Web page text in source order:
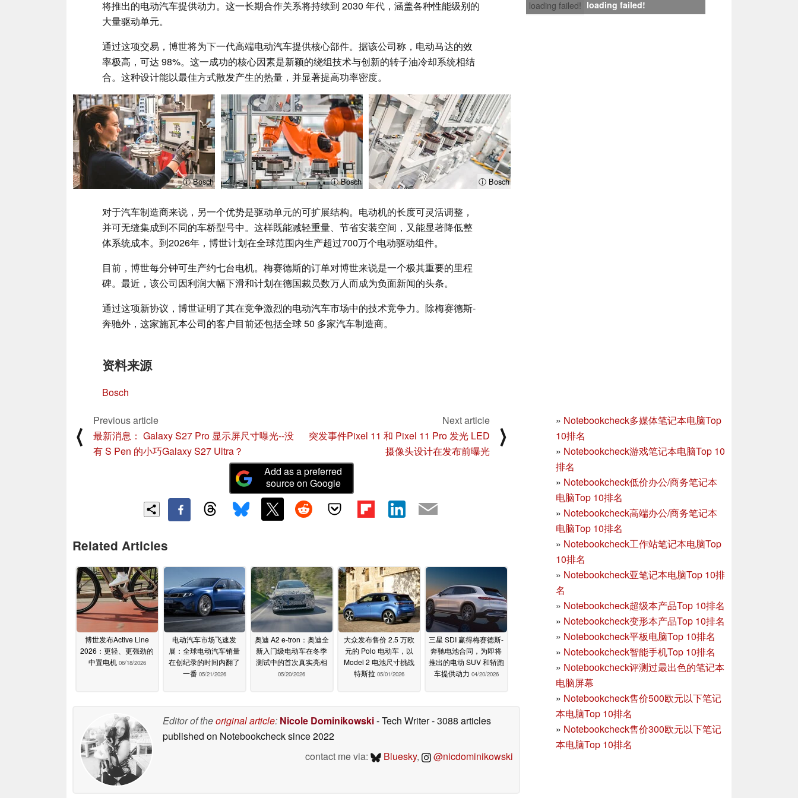
loading failed! loading failed!
将推出的电动汽车提供动力。这一长期合作关系将持续到 2030 年代，涵盖各种性能级别的
大量驱动单元。
通过这项交易，博世将为下一代高端电动汽车提供核心部件。据该公司称，电动马达的效
率极高，可达 98%。这一成功的核心因素是新颖的绕组技术与创新的转子油冷却系统相结
合。这种设计能以最佳方式散发产生的热量，并显著提高功率密度。
ⓘ Bosch ⓘ Bosch ⓘ Bosch
对于汽车制造商来说，另一个优势是驱动单元的可扩展结构。电动机的长度可灵活调整，
并可无缝集成到不同的车桥型号中。这样既能减轻重量、节省安装空间，又能显著降低整
体系统成本。到2026年，博世计划在全球范围内生产超过700万个电动驱动组件。
目前，博世每分钟可生产约七台电机。梅赛德斯的订单对博世来说是一个极其重要的里程
碑。最近，该公司因利润大幅下滑和计划在德国裁员数万人而成为负面新闻的头条。
通过这项新协议，博世证明了其在竞争激烈的电动汽车市场中的技术竞争力。除梅赛德斯-
奔驰外，这家施瓦本公司的客户目前还包括全球 50 多家汽车制造商。
资料来源
Bosch
» Notebookcheck多媒体笔记本电脑Top
10排名
» Notebookcheck游戏笔记本电脑Top 10
排名
» Notebookcheck低价办公/商务笔记本
电脑Top 10排名
» Notebookcheck高端办公/商务笔记本
电脑Top 10排名
» Notebookcheck工作站笔记本电脑Top
10排名
» Notebookcheck亚笔记本电脑Top 10排
名
» Notebookcheck超级本产品Top 10排名
» Notebookcheck变形本产品Top 10排名
» Notebookcheck平板电脑Top 10排名
» Notebookcheck智能手机Top 10排名
» Notebookcheck评测过最出色的笔记本
电脑屏幕
» Notebookcheck售价500欧元以下笔记
本电脑Top 10排名
» Notebookcheck售价300欧元以下笔记
本电脑Top 10排名
⟨
Previous article
最新消息： Galaxy S27 Pro 显示屏尺寸曝光--没
有 S Pen 的小巧Galaxy S27 Ultra？
Next article
突发事件Pixel 11 和 Pixel 11 Pro 发光 LED
摄像头设计在发布前曝光
⟩
Add as a preferred
source on Google
Related Articles
博世发布Active Line
2026：更轻、更强劲的
中置电机 06/18/2026
电动汽车市场飞速发
展：全球电动汽车销量
在创纪录的时间内翻了
一番 05/21/2026
奥迪 A2 e-tron：奥迪全
新入门级电动车在冬季
测试中的首次真实亮相
05/20/2026
大众发布售价 2.5 万欧
元的 Polo 电动车，以
Model 2 电池尺寸挑战
特斯拉 05/01/2026
三星 SDI 赢得梅赛德斯-
奔驰电池合同，为即将
推出的电动 SUV 和轿跑
车提供动力 04/20/2026
Editor of theoriginal article: Nicole Dominikowski- Tech Writer- 3088 articles
published on Notebookchecksince 2022
contact me via:
Bluesky, @nicdominikowski